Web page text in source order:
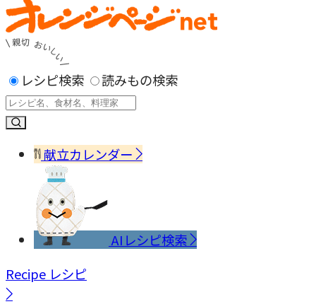
レシピ検索 読みもの検索
献立カレンダー
AIレシピ検索
Recipe レシピ